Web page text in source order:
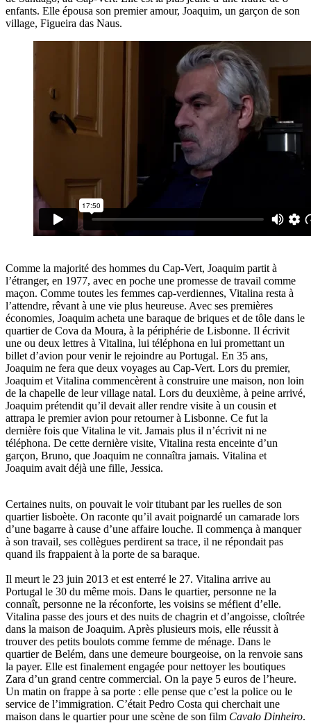
enfants. Elle épousa son premier amour, Joaquim, un garçon de son
village, Figueira das Naus.
Comme la majorité des hommes du Cap-Vert, Joaquim partit à
l’étranger, en 1977, avec en poche une promesse de travail comme
maçon. Comme toutes les femmes cap-verdiennes, Vitalina resta à
l’attendre, rêvant à une vie plus heureuse. Avec ses premières
économies, Joaquim acheta une baraque de briques et de tôle dans le
quartier de Cova da Moura, à la périphérie de Lisbonne. Il écrivit
une ou deux lettres à Vitalina, lui téléphona en lui promettant un
billet d’avion pour venir le rejoindre au Portugal. En 35 ans,
Joaquim ne fera que deux voyages au Cap-Vert. Lors du premier,
Joaquim et Vitalina commencèrent à construire une maison, non loin
de la chapelle de leur village natal. Lors du deuxième, à peine arrivé,
Joaquim prétendit qu’il devait aller rendre visite à un cousin et
attrapa le premier avion pour retourner à Lisbonne. Ce fut la
dernière fois que Vitalina le vit. Jamais plus il n’écrivit ni ne
téléphona. De cette dernière visite, Vitalina resta enceinte d’un
garçon, Bruno, que Joaquim ne connaîtra jamais. Vitalina et
Joaquim avait déjà une fille, Jessica.
Certaines nuits, on pouvait le voir titubant par les ruelles de son
quartier lisboète. On raconte qu’il avait poignardé un camarade lors
d’une bagarre à cause d’une affaire louche. Il commença à manquer
à son travail, ses collègues perdirent sa trace, il ne répondait pas
quand ils frappaient à la porte de sa baraque.
Il meurt le 23 juin 2013 et est enterré le 27. Vitalina arrive au
Portugal le 30 du même mois. Dans le quartier, personne ne la
connaît, personne ne la réconforte, les voisins se méfient d’elle.
Vitalina passe des jours et des nuits de chagrin et d’angoisse, cloîtrée
dans la maison de Joaquim. Après plusieurs mois, elle réussit à
trouver des petits boulots comme femme de ménage. Dans le
quartier de Belém, dans une demeure bourgeoise, on la renvoie sans
la payer. Elle est finalement engagée pour nettoyer les boutiques
Zara d’un grand centre commercial. On la paye 5 euros de l’heure.
Un matin on frappe à sa porte : elle pense que c’est la police ou le
service de l’immigration. C’était Pedro Costa qui cherchait une
maison dans le quartier pour une scène de son film Cavalo Dinheiro.